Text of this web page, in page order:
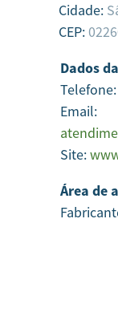
Cidade:
CEP:
Dados
Telefone:
Email:
Site:
Área de